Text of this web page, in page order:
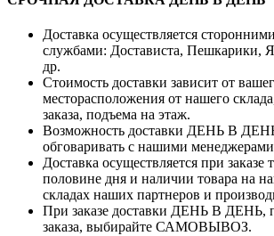
Доставка осуществляется
службами: Достависта, Пешкарики,
др.
Стоимость доставки зависит от
месторасположения от нашего
заказа, подъема на этаж.
Возможность доставки ДЕНЬ В
обговаривать с нашими
Доставка осуществляется при заказе
половине дня и наличии товара на
складах наших партнеров и
При заказе доставки ДЕНЬ В ДЕНЬ,
заказа, выбирайте САМОВЫВОЗ.